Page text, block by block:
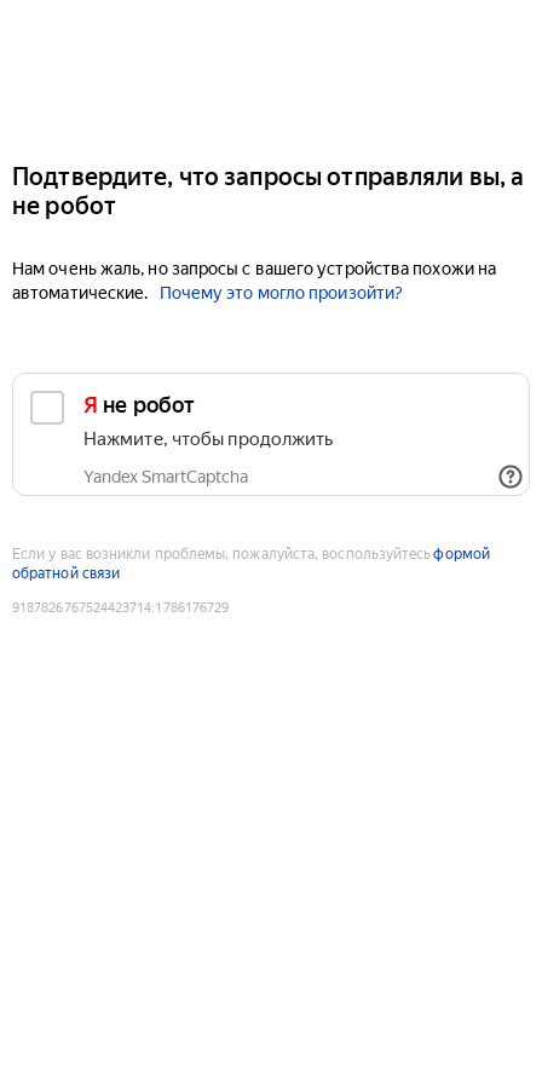
Подтвердите, что запросы отправляли вы, а
не робот
Нам очень жаль, но запросы с вашего устройства похожи на
автоматические.
Почему это могло произойти?
Я не робот
Нажмите, чтобы продолжить
Yandex SmartCaptcha
Если у вас возникли проблемы, пожалуйста, воспользуйтесьформой
обратной связи
9187826767524423714:1786176729